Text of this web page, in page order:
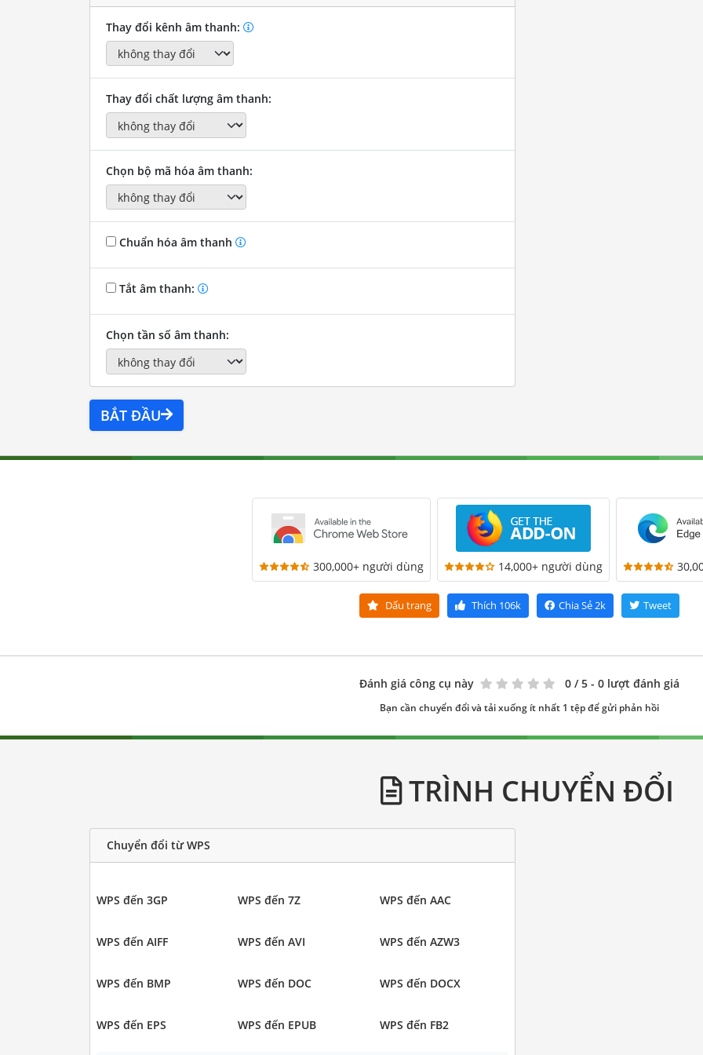
Thay đổi kênh âm thanh:
Thay đổi chất lượng âm thanh:
Chọn bộ mã hóa âm thanh:
Chuẩn hóa âm thanh
Tắt âm thanh:
Chọn tần số âm thanh:
BẮT ĐẦU
300,000+ người dùng 14,000+ người dùng
Dấu trang Thích 106k Chia Sẻ2k Tweet
Đánh giá công cụ này 0 / 5 - 0 lượt đánh giá
Bạn cần chuyển đổi và tải xuống ít nhất 1 tệp để gửi phản hồi
TRÌNH CHUYỂN ĐỔI
Chuyển đổi từ WPS
WPS đến 3GP WPS đến 7Z WPS đến AAC
WPS đến AIFF WPS đến AVI WPS đến AZW3
WPS đến BMP WPS đến DOC WPS đến DOCX
WPS đến EPS WPS đến EPUB WPS đến FB2